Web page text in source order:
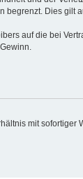
Dies gilt
auf die bei
mit sofortiger